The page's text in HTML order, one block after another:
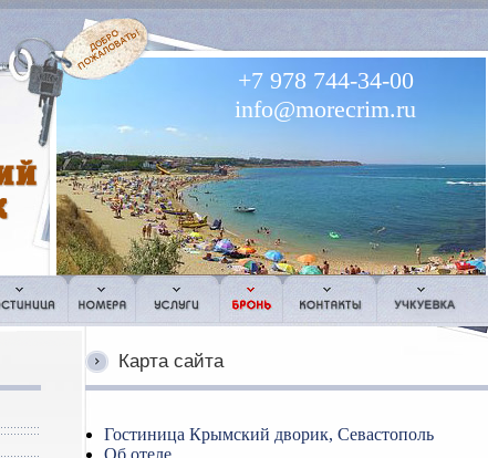
+7 978 744-34-00
info@morecrim.ru
Карта сайта
Гостиница Крымский дворик, Севастополь
Об отеле